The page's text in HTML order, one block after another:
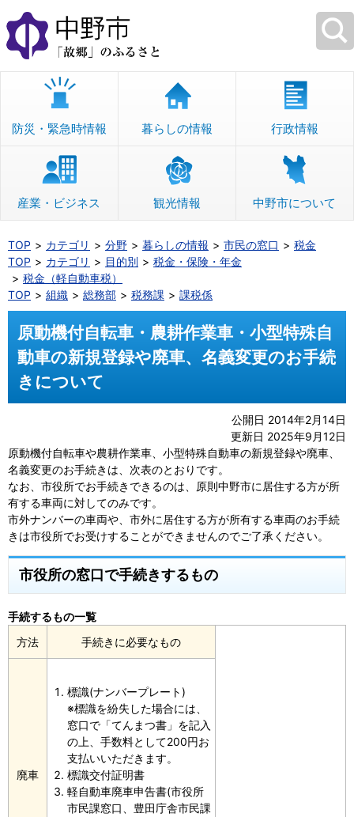
本
文
へ
移
防災・緊急時情報 暮らしの情報 行政情報
産業・ビジネス 観光情報 中野市について
TOP カテゴリ 分野 暮らしの情報 市民の窓口
税金
TOP
カテゴリ 目的別
税金・保険・年金
税金（軽自動車税）
TOP
組織 総務部 税務課 課税係
原動機付自転車・農耕作業車・小型特殊自
動車の新規登録や廃車、名義変更のお手続
きについて
公開日 2014年2月14日
更新日 2025年9月12日
原動機付自転車や農耕作業車、小型特殊自動車の新規登録や廃車、
名義変更のお手続きは、次表のとおりです。
なお、市役所でお手続きできるのは、原則中野市に居住する方が所
有する車両に対してのみです。
市外ナンバーの車両や、市外に居住する方が所有する車両のお手続
きは市役所でお受けすることができませんのでご了承ください。
市役所の窓口で手続きするもの
手続するもの一覧
方法
手続きに必要なもの
廃車
標識(ナンバープレート)
※標識を紛失した場合には、
窓口で「てんまつ書」を記入
の上、手数料として200円お
支払いいただきます。
標識交付証明書
軽自動車廃車申告書(市役所
市民課窓口、豊田庁舎市民課